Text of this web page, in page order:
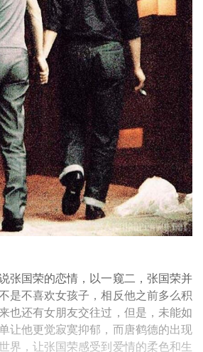
张国荣的恋情，以一窥二，张国荣并
是不喜欢女孩子，相反他之前多么积
也还有女朋友交往过，但是，未能如
让他更觉寂寞抑郁，而唐鹤德的出现
界，让张国荣感受到爱情的柔色和生